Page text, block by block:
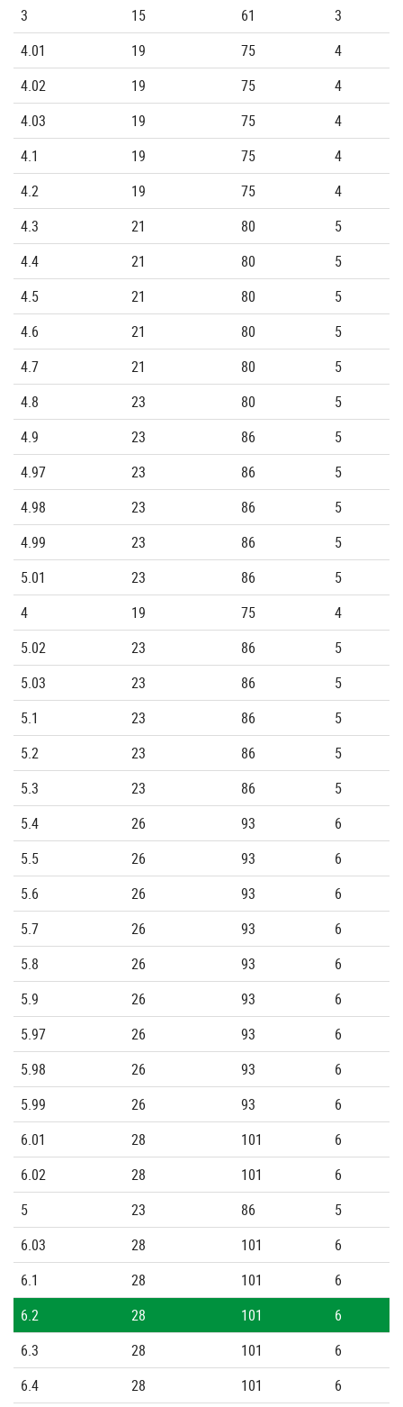
3
15 61
3
4.01
19 75
4
4.02
19 75
4
4.03
19 75
4
4.1
19 75
4
4.2
19 75
4
4.3
21 80
5
4.4
21 80
5
4.5
21 80
5
4.6
21 80
5
4.7
21 80
5
4.8
23 80
5
4.9
23 86
5
4.97
23 86
5
4.98
23 86
5
4.99
23 86
5
5.01
23 86
5
4
19 75
4
5.02
23 86
5
5.03
23 86
5
5.1
23 86
5
5.2
23 86
5
5.3
23 86
5
5.4
26 93
6
5.5
26 93
6
5.6
26 93
6
5.7
26 93
6
5.8
26 93
6
5.9
26 93
6
5.97
26 93
6
5.98
26 93
6
5.99
26 93
6
6.01
28 101
6
6.02
28 101
6
5
23 86
5
6.03
28 101
6
6.1
28 101
6
6.2
28 101
6
6.3
28 101
6
6.4
28 101 6